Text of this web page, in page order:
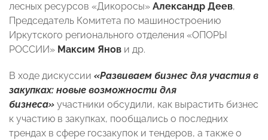
лесных ресурсов «Дикоросы» Александр Деев,
Председатель Комитета по машиностроению
Иркутского регионального отделения «ОПОРЫ
РОССИИ» Максим Янов и др.
В ходе дискуссии «Развиваем бизнес для участия в
закупках: новые возможности для
бизнеса» участники обсудили, как вырастить бизнес
к участию в закупках, пообщались о последних
трендах в сфере госзакупок и тендеров, а также о